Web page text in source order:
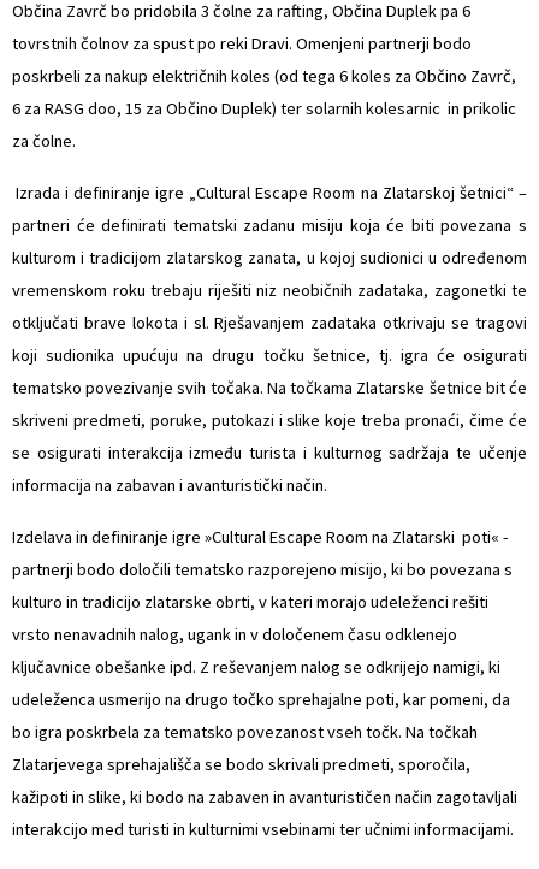
Občina Zavrč bo pridobila 3 čolne za rafting, Občina Duplek pa 6
tovrstnih čolnov za spust po reki Dravi. Omenjeni partnerji bodo
poskrbeli za nakup električnih koles (od tega 6 koles za Občino Zavrč,
6 za RASG doo, 15 za Občino Duplek) ter solarnih kolesarnic in prikolic
za čolne.
i definiranje igre „Cultural Escape Room na Zlatarskoj šetnici“ –
partneri će definirati tematski zadanu misiju koja će biti povezana s
kulturom i tradicijom zlatarskog zanata, u kojoj sudionici u određenom
vremenskom roku trebaju riješiti niz neobičnih zadataka, zagonetki te
otključati brave lokota i sl. Rješavanjem zadataka otkrivaju se tragovi
koji sudionika upućuju na drugu točku šetnice, tj. igra će osigurati
tematsko povezivanje svih točaka. Na točkama Zlatarske šetnice bit će
skriveni predmeti, poruke, putokazi i slike koje treba pronaći, čime će
se osigurati interakcija između turista i kulturnog sadržaja te učenje
informacija na zabavan i avanturistički način.
Izdelava in definiranje igre »Cultural Escape Room na Zlatarski poti« -
partnerji bodo določili tematsko razporejeno misijo, ki bo povezana s
kulturo in tradicijo zlatarske obrti, v kateri morajo udeleženci rešiti
vrsto nenavadnih nalog, ugank in v določenem času odklenejo
ključavnice obešanke ipd. Z reševanjem nalog se odkrijejo namigi, ki
udeleženca usmerijo na drugo točko sprehajalne poti, kar pomeni, da
bo igra poskrbela za tematsko povezanost vseh točk. Na točkah
Zlatarjevega sprehajališča se bodo skrivali predmeti, sporočila,
kažipoti in slike, ki bodo na zabaven in avanturističen način zagotavljali
interakcijo med turisti in kulturnimi vsebinami ter učnimi informacijami.